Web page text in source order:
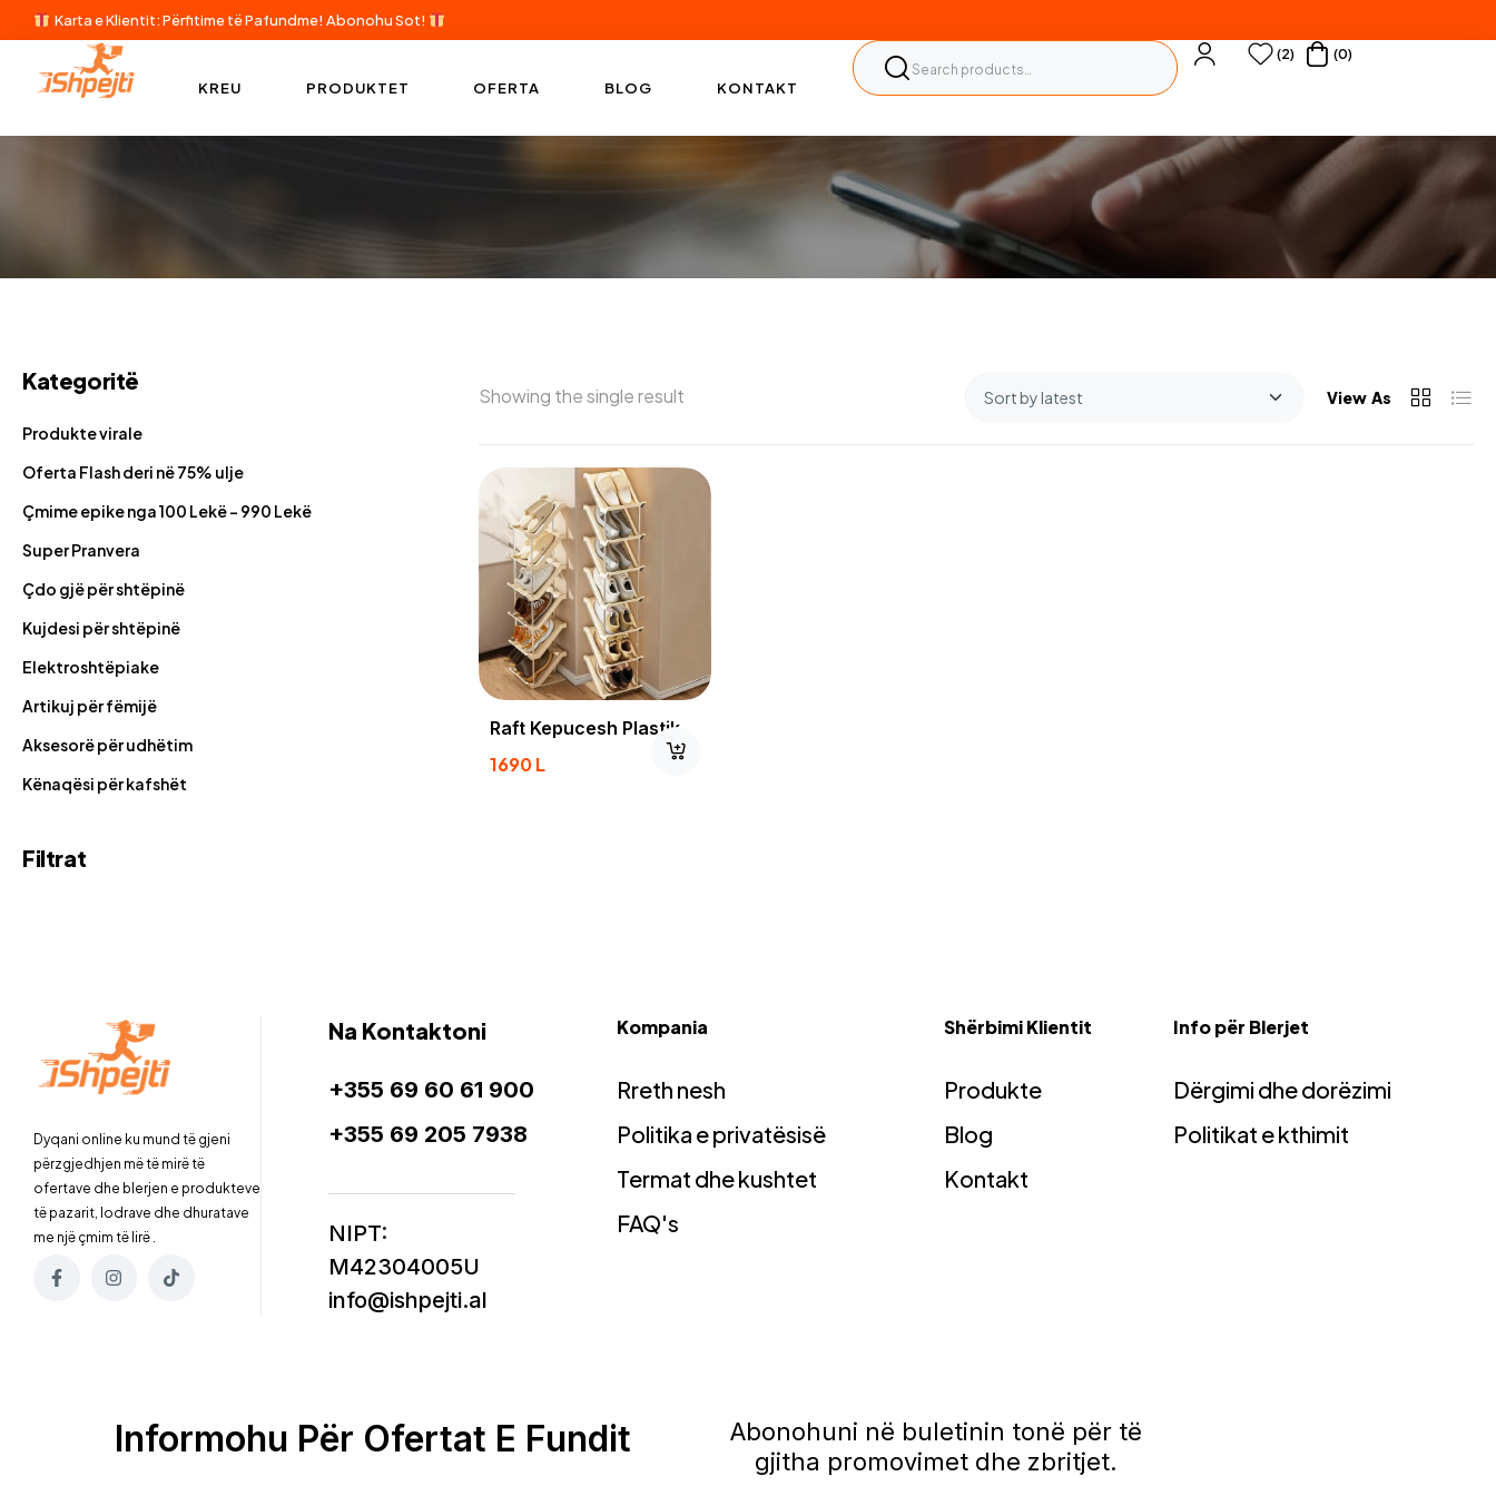
Karta e Klientit: Përfitime të Pafundme! Abonohu Sot!
KREU PRODUKTET OFERTA BLOG KONTAKT
(2) (0)
Showing the single result View As
Raft Kepucesh Plastik
1690L
Kategoritë
Produkte virale
Oferta Flash deri në 75% ulje
Çmime epike nga 100 Lekë - 990 Lekë
Super Pranvera
Çdo gjë për shtëpinë
Kujdesi për shtëpinë
Elektroshtëpiake
Artikuj për fëmijë
Aksesorë për udhëtim
Kënaqësi për kafshët
Filtrat
Dyqani online ku mund të gjeni
përzgjedhjen më të mirë të
ofertave dhe blerjen e produkteve
të pazarit, lodrave dhe dhuratave
me një çmim të lirë .
Na Kontaktoni
+355 69 60 61 900
+355 69 205 7938
NIPT:
M42304005U
info@ishpejti.al
Kompania
Rreth nesh
Politika e privatësisë
Termat dhe kushtet
FAQ's
Shërbimi Klientit
Produkte
Blog
Kontakt
Info për Blerjet
Dërgimi dhe dorëzimi
Politikat e kthimit
Informohu Për Ofertat E Fundit
Abonohuni në buletinin tonë për të
gjitha promovimet dhe zbritjet.